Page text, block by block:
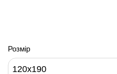
Розмір
120x190